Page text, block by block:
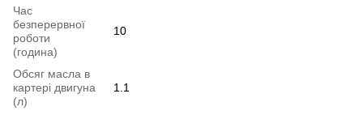
Час
безперервної
роботи
(година)
10
Обсяг масла в
картері двигуна
(л)
1.1